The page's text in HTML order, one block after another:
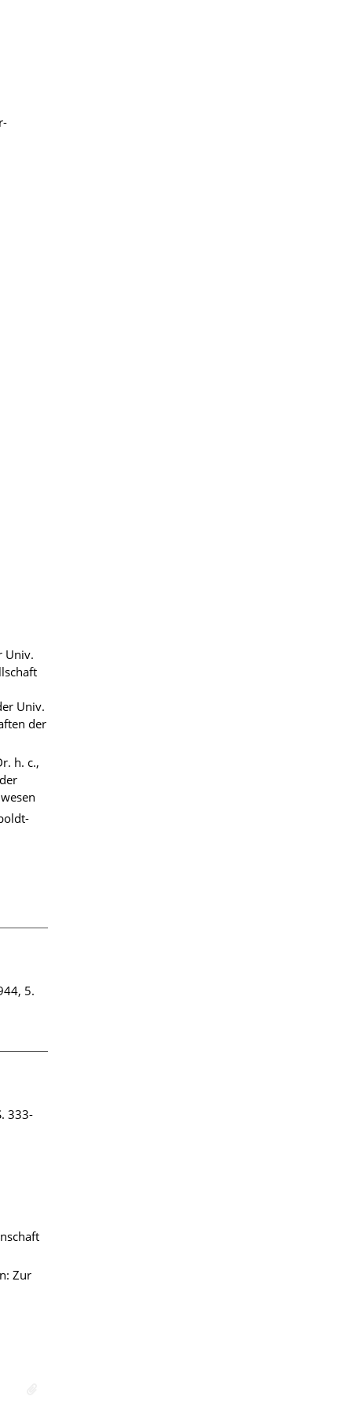
Univ.
Univ.
der
h. c.,
5.
333-
Zur